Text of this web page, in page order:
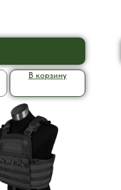
В корзину